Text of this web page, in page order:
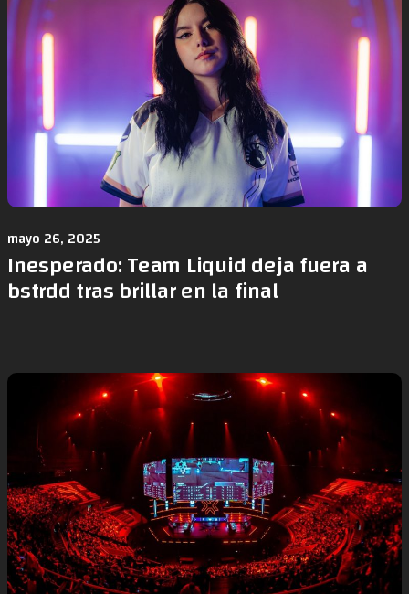
mayo 26, 2025
Inesperado: Team Liquid deja fuera a
bstrdd tras brillar en la final